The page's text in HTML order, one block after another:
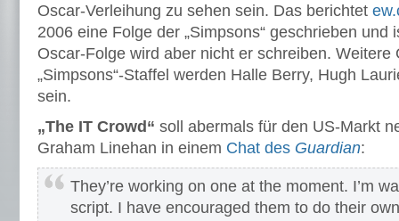
Oscar-Verleihung zu sehen sein. Das berichtet
2006 eine Folge der „Simpsons“ geschrieben und
Oscar-Folge wird aber nicht er schreiben. Weitere
„Simpsons“-Staffel werden Halle Berry, Hugh
sein.
„The IT Crowd“ soll abermals für den US-Markt
Graham Linehan in einem Chat des Guardian:
They’re working on one at the moment. I’m
script. I have encouraged them to do their